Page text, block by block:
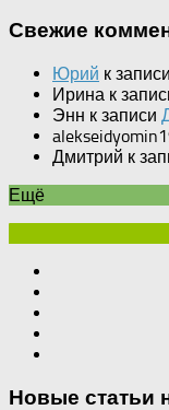
Свежие
Юрий к записи
Ирина к
Энн к записи
Дмитрий к
Ещё
Новые статьи